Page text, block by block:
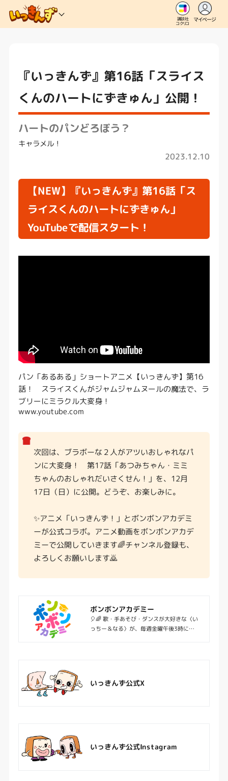
講談社
コクリコ
マイページ
『いっきんず』第16話「スライス
くんのハートにずきゅん」公開！
ハートのパンどろぼう？
キャラメル！
2023.12.10
【NEW】『いっきんず』第16話「ス
ライスくんのハートにずきゅん」
YouTubeで配信スタート！
パン「あるある」ショートアニメ【いっきんず】第16
話！ スライスくんがジャムジャムヌールの魔法で、ラ
ブリーにミラクル大変身！
www.youtube.com
次回は、ブラボーな２人がアツいおしゃれなパ
ンに大変身！ 第17話「あつみちゃん・ミミ
ちゃんのおしゃれだいさくせん！」を、12月
17日（日）に公開。どうぞ、お楽しみに。
✨アニメ「いっきんず！」とボンボンアカデミ
ーが公式コラボ。アニメ動画をボンボンアカデ
ミーで公開していきます🌈チャンネル登録も、
よろしくお願いします🙇
ボンボンアカデミー
🎈🌈 歌・手あそび・ダンスが大好きな〈い
っちー＆なる〉が、毎週金曜午後3時にあ
いっきんず公式X
いっきんず公式Instagram